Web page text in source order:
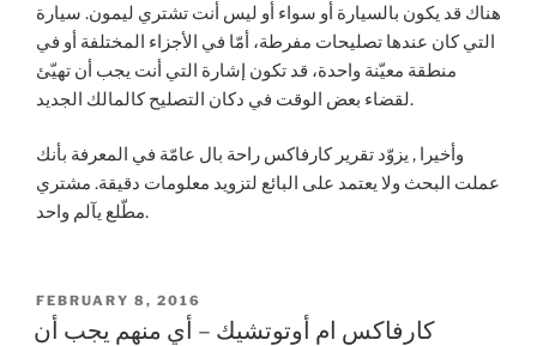
هناك قد يكون بالسيارة أو سواء أو ليس أنت تشتري ليمون. سيارة
التي كان عندها تصليحات مفرطة، أمّا في الأجزاء المختلفة أو في
منطقة معيّنة واحدة، قد تكون إشارة التي أنت يجب أن تهيّئ
لقضاء بعض الوقت في دكان التصليح كالمالك الجديد.
وأخيرا , يزوّد تقرير كارفاكس راحة بال عامّة في المعرفة بأنك
عملت البحث ولا يعتمد على البائع لتزويد معلومات دقيقة. مشتري
مطّلع يآلم واحد.
POSTED
ON
FEBRUARY 8, 2016
كارفاكس ام أوتوتشيك – أي منهم يجب أن